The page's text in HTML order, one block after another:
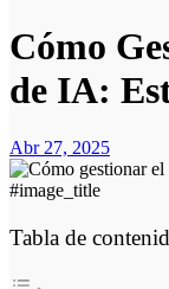
Cómo
de IA:
Abr 27, 2025
#image_title
Tabla de